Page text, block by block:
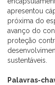
apresentou
próxima do
avanço do
proteção
sustentáveis.
Palavras-